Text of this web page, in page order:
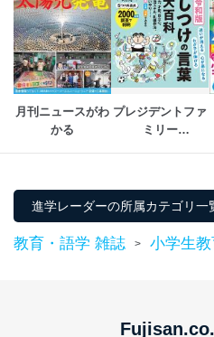
１．個人情報保護管理者
当社は以下の個人情報保護管
護管理者の責任のもと、個人
用・提供・管理いたします。
東京都渋谷区南平台町16-11
株式会社富士山マガジンサー
２．利用目的
当社が取り扱う開示対象個人
商品代
月刊ニュースがわ
かる
プレジデントファ
ミリー
進学レーダーの所属カテゴリ一
教育・語学 雑誌 > 小学生